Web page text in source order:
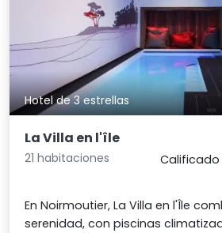
Hotel de 3 estrellas
La Villa en l'île
21 habitaciones
Calificado
En Noirmoutier, La Villa en l'Île
serenidad, con piscinas